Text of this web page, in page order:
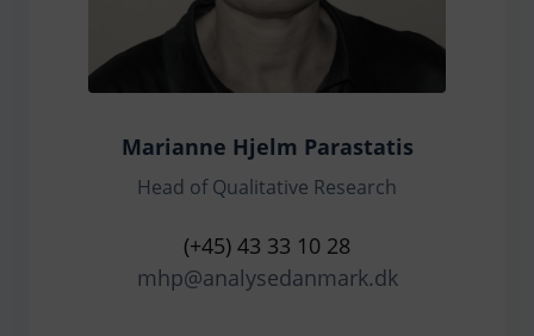
Marianne Hjelm Parastatis
Head of Qualitative Research
(+45) 43 33 10 28
mhp@analysedanmark.dk